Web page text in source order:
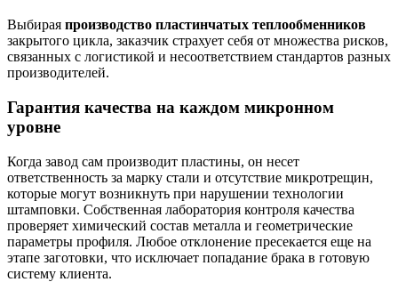
Выбирая производство пластинчатых теплообменников
закрытого цикла, заказчик страхует себя от множества рисков,
связанных с логистикой и несоответствием стандартов разных
производителей.
Гарантия качества на каждом микронном
уровне
Когда завод сам производит пластины, он несет
ответственность за марку стали и отсутствие микротрещин,
которые могут возникнуть при нарушении технологии
штамповки. Собственная лаборатория контроля качества
проверяет химический состав металла и геометрические
параметры профиля. Любое отклонение пресекается еще на
этапе заготовки, что исключает попадание брака в готовую
систему клиента.